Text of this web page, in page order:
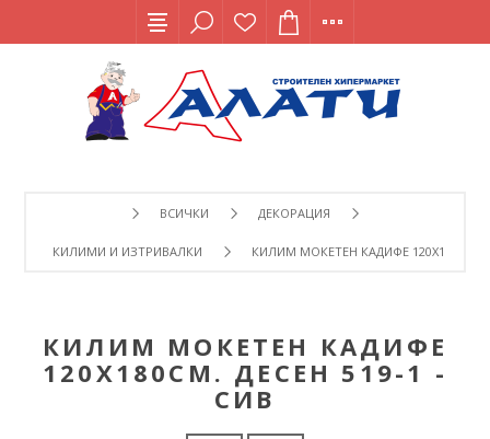
ВСИЧКИ ДЕКОРАЦИЯ
КИЛИМИ И ИЗТРИВАЛКИ КИЛИМ МОКЕТЕН КАДИФЕ 120Х180СМ.
КИЛИМ МОКЕТЕН КАДИФЕ
120Х180СМ. ДЕСЕН 519-1 -
СИВ